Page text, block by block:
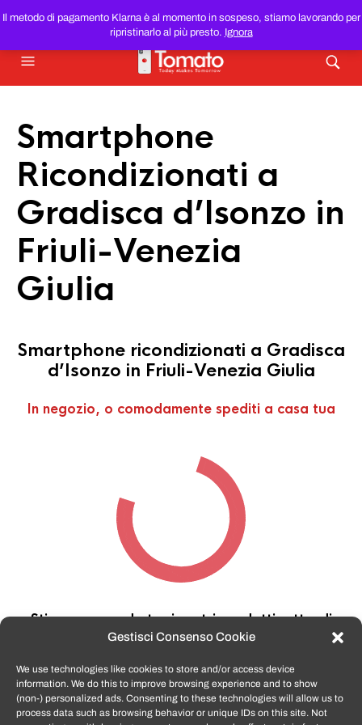
Gestisci Consenso Cookie
We use technologies like cookies to store and/or access device
information. We do this to improve browsing experience and to show
(non-) personalized ads. Consenting to these technologies will allow us to
process data such as browsing behavior or unique IDs on this site. Not
Il metodo di pagamento Klarna è al momento in sospeso, stiamo lavorando per
ripristinarlo al più presto. Ignora
SMARTPHONE E TABLET RICONDIZIONATIAL MIGLIOR
PREZZO DEL WEB!
Smartphone
Ricondizionati a
Gradisca d’Isonzo in
Friuli-Venezia
Giulia
Smartphone ricondizionati a Gradisca
d’Isonzo in Friuli-Venezia Giulia
In negozio, o comodamente spediti a casa tua
Stiamo cercando tra i nostri prodotti, attendi
qualche secondo…
TomatoSmartphone.itè lo shop n.1 in italia per
smartphone ricondizionati garantiti e certificati